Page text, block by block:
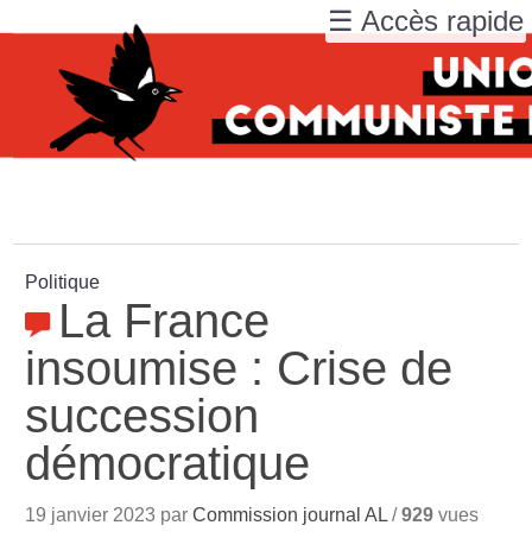
Politique
La France
insoumise : Crise de
succession
démocratique
19 janvier 2023 parCommission journal AL /929 vues
☰ Accès rapide